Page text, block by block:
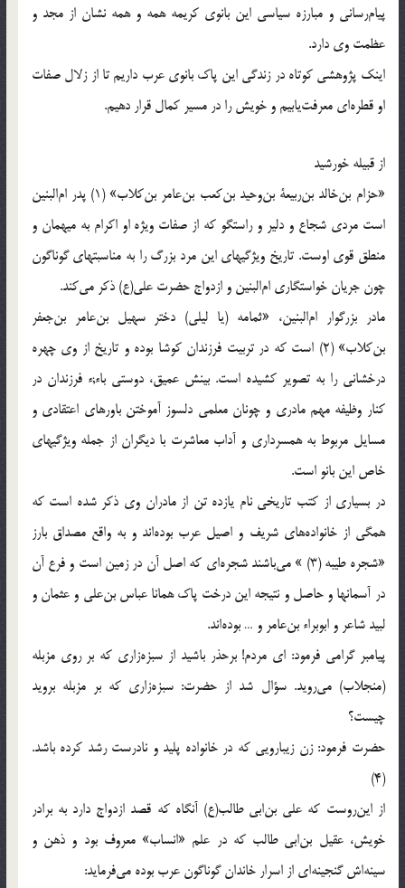
پيام‌رسانى و مبارزه سياسى اين بانوى كريمه همه و همه نشان از مجد و
عظمت وى دارد.
اينك پژوهشى كوتاه در زندگى اين پاك بانوى عرب داريم تا از زلال صفات
او قطره‌اى معرفت‌يابيم و خويش را در مسير كمال قرار دهيم.
از قبيله خورشيد
«حزام بن‌خالد بن‌ربيعة بن‌وحيد بن‌كعب بن‌عامر بن‌كلاب‌» (1) پدر ام‌البنين
است مردى شجاع و دلير و راستگو كه از صفات ويژه او اكرام به ميهمان و
منطق قوى اوست. تاريخ ويژگيهاى اين مرد بزرگ را به مناسبتهاى گوناگون
چون جريان خواستگارى ام‌البنين و ازدواج حضرت على(ع) ذكر مى‌كند.
مادر بزرگوار ام‌البنين، «ثمامه (يا ليلى) دختر سهيل بن‌عامر بن‌جعفر
بن‌كلاب‌» (2) است كه در تربيت فرزندان كوشا بوده و تاريخ از وى چهره
درخشانى را به تصوير كشيده است. بينش عميق، دوستى باء;ء فرزندان در
كنار وظيفه مهم مادرى و چونان معلمى دلسوز آموختن باورهاى اعتقادى و
مسايل مربوط به همسردارى و آداب معاشرت با ديگران از جمله ويژگيهاى
خاص اين بانو است.
در بسيارى از كتب تاريخى نام يازده تن از مادران وى ذكر شده است كه
همگى از خانواده‌هاى شريف و اصيل عرب بوده‌اند و به واقع مصداق بارز
«شجره طيبه (3) » مى‌باشند شجره‌اى كه اصل آن در زمين است و فرع آن
در آسمانها و حاصل و نتيجه اين درخت پاك همانا عباس بن‌على و عثمان و
لبيد شاعر و ابوبراء بن‌عامر و … بوده‌اند.
پيامبر گرامى فرمود: اى مردم! برحذر باشيد از سبزه‌زارى كه بر روى مزبله
(منجلاب) مى‌رويد. سؤال شد از حضرت: سبزه‌زارى كه بر مزبله برويد
چيست؟
حضرت فرمود: زن زيبارويى كه در خانواده پليد و نادرست رشد كرده باشد.
(4)
از اين‌روست كه على بن‌ابى طالب(ع) آنگاه كه قصد ازدواج دارد به برادر
خويش، عقيل بن‌ابى طالب كه در علم «انساب‌» معروف بود و ذهن و
سينه‌اش گنجينه‌اى از اسرار خاندان گوناگون عرب بوده مى‌فرمايد: